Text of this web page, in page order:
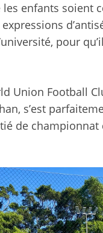
enfants soient
pour
Union Football
s’est
de